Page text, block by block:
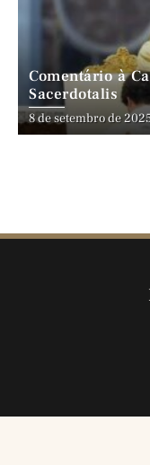
Comentário à
Sacerdotalis
8 de setembro de